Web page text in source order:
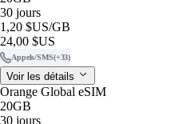
30 jours
1,20 $US/GB
24,00 $US
Appels/SMS(+33)
Voir les détails
Orange Global eSIM
20GB
30 jours